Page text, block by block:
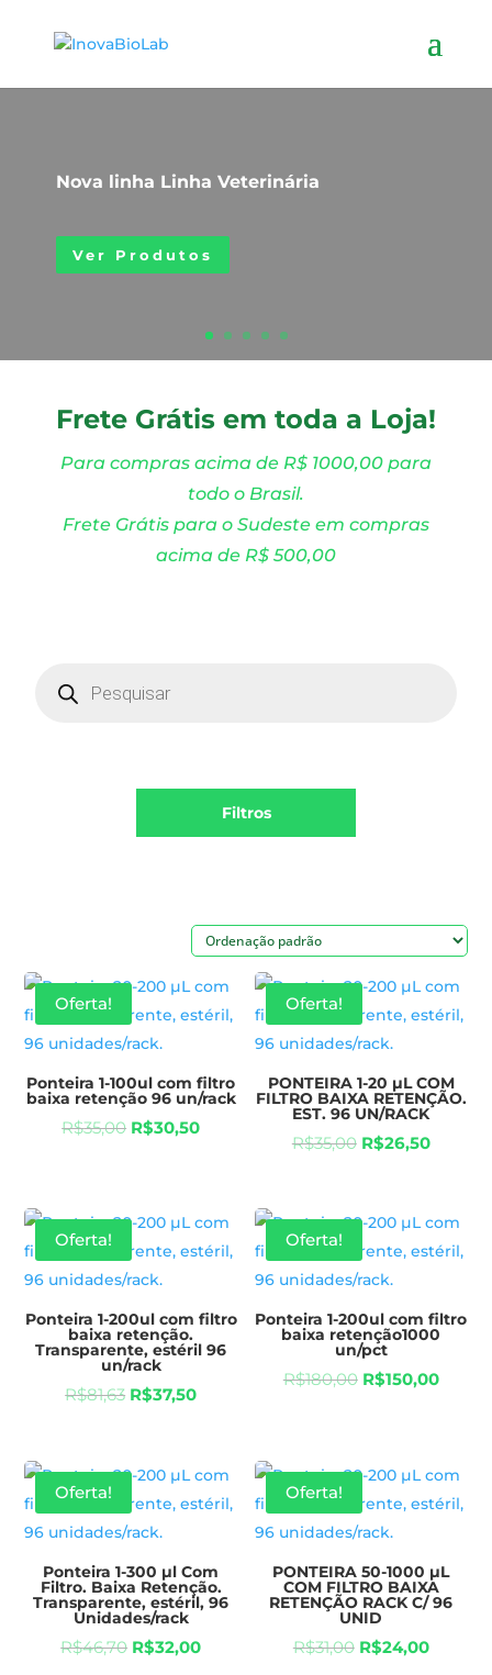
Nova linha Linha Veterinária
Ver Produtos
Frete Grátis em toda a Loja!
Para compras acima de R$ 1000,00 para
todo o Brasil.
Frete Grátis para o Sudeste em compras
acima de R$ 500,00
search
Filtros
Oferta!
Ponteira 1-100ul com filtro
baixa retenção 96 un/rack
R$35,00 R$30,50
Oferta!
PONTEIRA 1-20 µL COM
FILTRO BAIXA RETENÇÃO.
EST. 96 UN/RACK
R$35,00 R$26,50
Oferta!
Ponteira 1-200ul com filtro
baixa retenção.
Transparente, estéril 96
un/rack
R$81,63 R$37,50
Oferta!
Ponteira 1-200ul com filtro
baixa retenção1000
un/pct
R$180,00 R$150,00
Oferta!
Ponteira 1-300 µl Com
Filtro. Baixa Retenção.
Transparente, estéril, 96
Unidades/rack
R$46,70 R$32,00
Oferta!
PONTEIRA 50-1000 µL
COM FILTRO BAIXA
RETENÇÃO RACK C/ 96
UNID
R$31,00 R$24,00